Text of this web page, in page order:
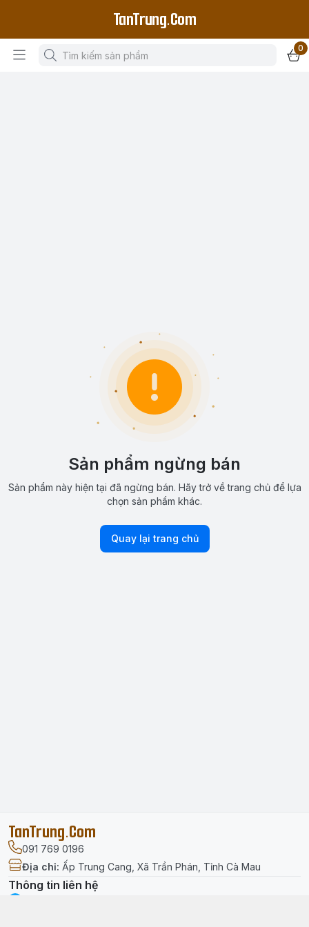
TanTrung.Com
0
Sản phẩm ngừng bán
Sản phẩm này hiện tại đã ngừng bán. Hãy trở về trang chủ để lựa
chọn sản phẩm khác.
Quay lại trang chủ
TanTrung.Com
091 769 0196
Địa chỉ: Ấp Trung Cang, Xã Trần Phán, Tỉnh Cà Mau
Thông tin liên hệ